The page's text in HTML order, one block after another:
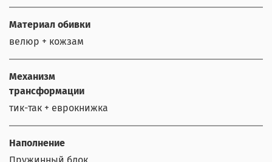
Материал обивки
велюр + кожзам
Механизм
трансформации
тик-так + еврокнижка
Наполнение